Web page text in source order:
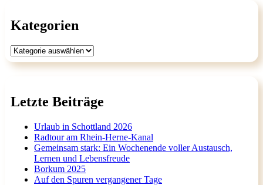
Kategorien
Kategorien
Letzte Beiträge
Urlaub in Schottland 2026
Radtour am Rhein-Herne-Kanal
Gemeinsam stark: Ein Wochenende voller Austausch,
Lernen und Lebensfreude
Borkum 2025
Auf den Spuren vergangener Tage